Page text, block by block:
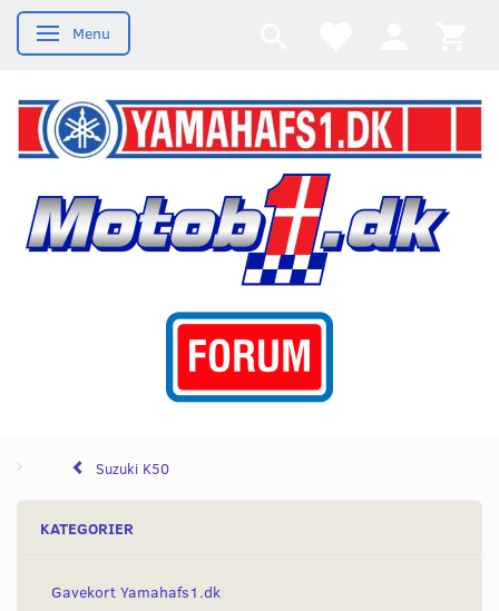
Skifte navigation
Menu
Suzuki K50
KATEGORIER
Gavekort Yamahafs1.dk